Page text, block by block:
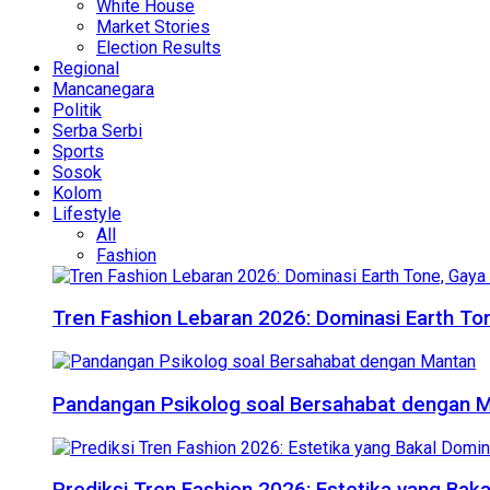
White House
Market Stories
Election Results
Regional
Mancanegara
Politik
Serba Serbi
Sports
Sosok
Kolom
Lifestyle
All
Fashion
Tren Fashion Lebaran 2026: Dominasi Earth
Pandangan Psikolog soal Bersahabat dengan